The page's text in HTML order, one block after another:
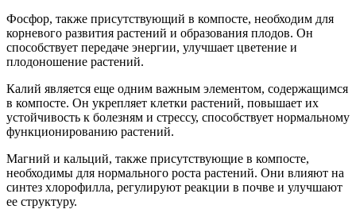
Фосфор, также присутствующий в компосте, необходим для
корневого развития растений и образования плодов. Он
способствует передаче энергии, улучшает цветение и
плодоношение растений.
Калий является еще одним важным элементом, содержащимся
в компосте. Он укрепляет клетки растений, повышает их
устойчивость к болезням и стрессу, способствует нормальному
функционированию растений.
Магний и кальций, также присутствующие в компосте,
необходимы для нормального роста растений. Они влияют на
синтез хлорофилла, регулируют реакции в почве и улучшают
ее структуру.